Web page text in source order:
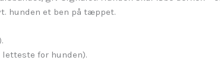
hunden et ben på tæppet.
for hunden).